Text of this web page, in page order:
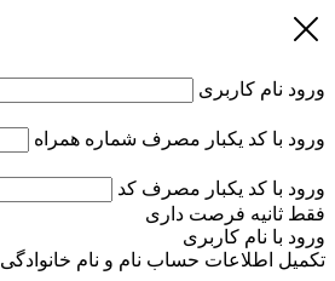
ورود نام کاربری
ورود با کد یکبار مصرف شماره همراه
ورود با کد یکبار مصرف کد
فقط ثانیه فرصت داری
ورود با نام کاربری
تکمیل اطلاعات حساب نام و نام خانوادگی